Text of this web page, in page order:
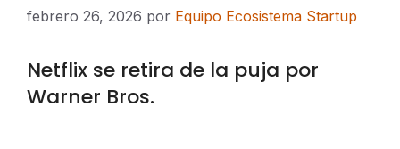
febrero 26, 2026 por Equipo Ecosistema Startup
Netflix se retira de la puja por
Warner Bros.